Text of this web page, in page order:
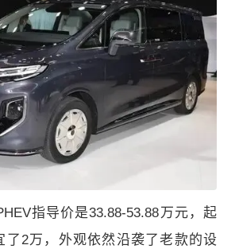
指导价是33.88-53.88万元，起
了2万，外观依然沿袭了老款的设